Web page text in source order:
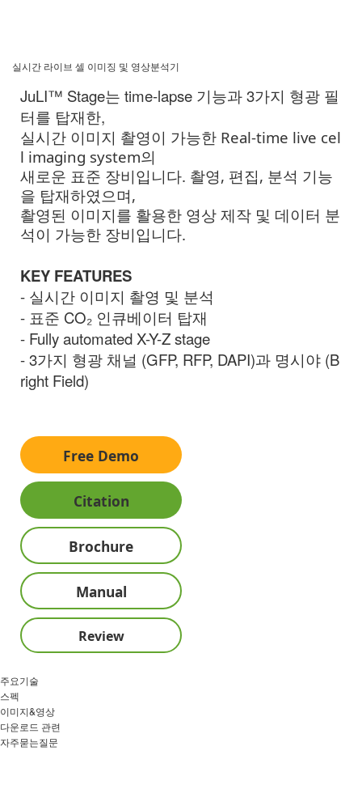
실시간 라이브 셀 이미징 및 영상분석기
JuLI™ Stage는 time-lapse 기능과 3가지 형광 필
터를 탑재한,
실시간 이미지 촬영이 가능한 Real-time live cel
l imaging system의
새로운 표준 장비입니다. 촬영, 편집, 분석 기능
을 탑재하였으며,
촬영된 이미지를 활용한 영상 제작 및 데이터 분
석이 가능한 장비입니다.
KEY FEATURES
- 실시간 이미지 촬영 및 분석
- 표준 CO₂ 인큐베이터 탑재
- Fully automated X-Y-Z stage
- 3가지 형광 채널 (GFP, RFP, DAPI)과 명시야 (B
right Field)
Free Demo
Citation
Brochure
Manual
Review
주요기술
스펙
이미지&영상
다운로드 관련
자주묻는질문